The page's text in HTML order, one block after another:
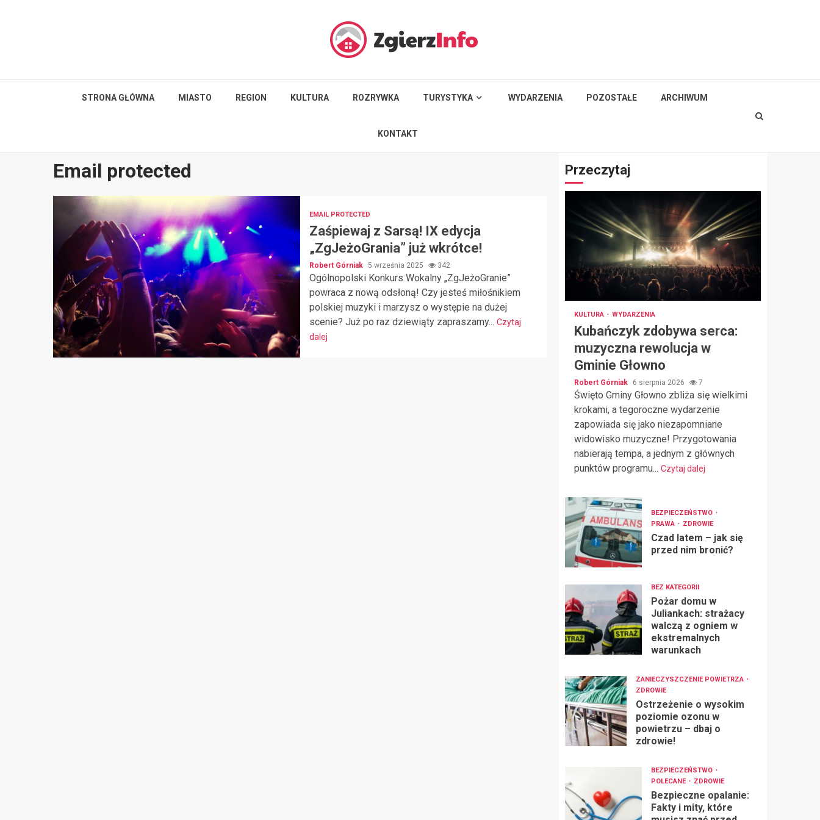
STRONA GŁÓWNA MIASTO REGION KULTURA ROZRYWKA TURYSTYKA WYDARZENIA POZOSTAŁE ARCHIWUM
KONTAKT
Email protected
EMAIL PROTECTED
Zaśpiewaj z Sarsą! IX edycja
„ZgJeżoGrania” już wkrótce!
Robert Górniak 5 września 2025 342
Ogólnopolski Konkurs Wokalny „ZgJeżoGranie”
powraca z nową odsłoną! Czy jesteś miłośnikiem
polskiej muzyki i marzysz o występie na dużej
scenie? Już po raz dziewiąty zapraszamy... Czytaj
dalej
Przeczytaj
KULTURA WYDARZENIA
Kubańczyk zdobywa serca:
muzyczna rewolucja w
Gminie Głowno
Robert Górniak 6 sierpnia 2026 7
Święto Gminy Głowno zbliża się wielkimi
krokami, a tegoroczne wydarzenie
zapowiada się jako niezapomniane
widowisko muzyczne! Przygotowania
nabierają tempa, a jednym z głównych
punktów programu... Czytaj dalej
BEZPIECZEŃSTWO
PRAWA
ZDROWIE
Czad latem – jak się
przed nim bronić?
BEZ KATEGORII
Pożar domu w
Juliankach: strażacy
walczą z ogniem w
ekstremalnych
warunkach
ZANIECZYSZCZENIE POWIETRZA
ZDROWIE
Ostrzeżenie o wysokim
poziomie ozonu w
powietrzu – dbaj o
zdrowie!
BEZPIECZEŃSTWO
POLECANE
ZDROWIE
Bezpieczne opalanie:
Fakty i mity, które